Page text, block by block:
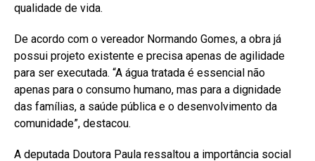
qualidade de vida.
De acordo com o vereador Normando Gomes, a obra já
possui projeto existente e precisa apenas de agilidade
para ser executada. “A água tratada é essencial não
apenas para o consumo humano, mas para a dignidade
das famílias, a saúde pública e o desenvolvimento da
comunidade”, destacou.
A deputada Doutora Paula ressaltou a importância social